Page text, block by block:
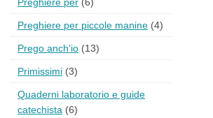
Preghiere per piccole manine (4)
Prego anch'io (13)
Primissimi (3)
Quaderni laboratorio e guide
catechista (6)